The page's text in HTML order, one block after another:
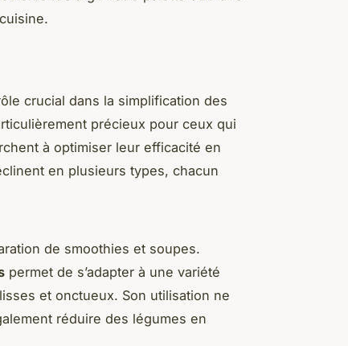
crucial dans la simplification des
précieux pour ceux qui
à optimiser leur efficacité en
en plusieurs types, chacun
de smoothies et soupes.
permet de s’adapter à une variété
et onctueux. Son utilisation ne
réduire des légumes en